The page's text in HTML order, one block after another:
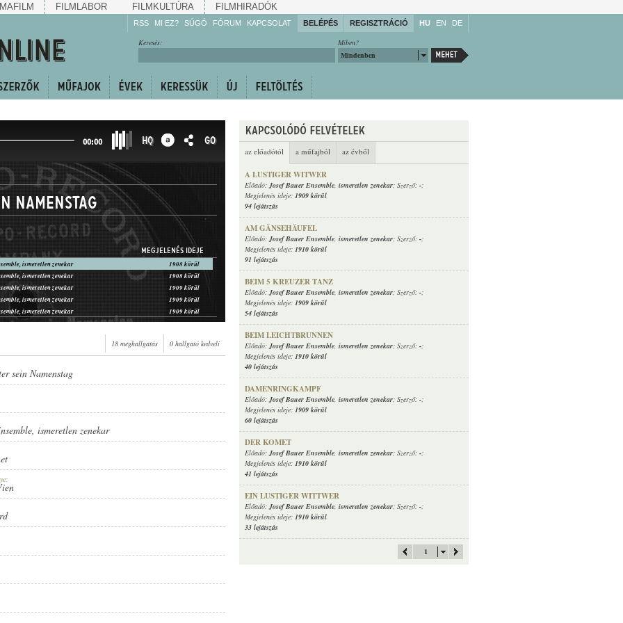
MAFILM FILMLABOR FILMKULTÚRA FILMHIRADÓK
RSS MI EZ? SÚGÓ
Gyarapítsa!
FÓRUM KAPCSOLAT BELÉPÉS REGISZTRÁCIÓ HU EN DE
Miben?
Mindenben
Keresés:
az előadótól a műfajból az évből
A LUSTIGER WITWER
Előadó:Josef Bauer Ensemble, ismeretlen zenekar; Szerző: -;
Megjelenés ideje: 1909 körül
94 lejátszás
AM GÄNSEHÄUFEL
Előadó:Josef Bauer Ensemble, ismeretlen zenekar; Szerző: -;
Megjelenés ideje: 1910 körül
91 lejátszás
BEIM 5 KREUZER TANZ
Előadó:Josef Bauer Ensemble, ismeretlen zenekar; Szerző: -;
Megjelenés ideje: 1909 körül
54 lejátszás
BEIM LEICHTBRUNNEN
Előadó:Josef Bauer Ensemble, ismeretlen zenekar; Szerző: -;
Megjelenés ideje: 1910 körül
40 lejátszás
DAMENRINGKAMPF
Előadó:Josef Bauer Ensemble, ismeretlen zenekar; Szerző: -;
Megjelenés ideje: 1909 körül
60 lejátszás
DER KOMET
Előadó:Josef Bauer Ensemble, ismeretlen zenekar; Szerző: -;
Megjelenés ideje: 1910 körül
41 lejátszás
EIN LUSTIGER WITTWER
Előadó:Josef Bauer Ensemble, ismeretlen zenekar; Szerző: -;
Megjelenés ideje: 1910 körül
33 lejátszás
1
00:00 HQ GO
Namenstag
MEGJELENÉS IDEJE
ismeretlen zenekar
1908 körül
ismeretlen zenekar
1908 körül
ismeretlen zenekar
1909 körül
ismeretlen zenekar
1909 körül
ismeretlen zenekar
1909 körül
ismeretlen zenekar
1909 körül
1909 körül
ismeretlen zenekar
1909 körül
ismeretlen sramlizenekar
1909 körül
ismeretlen zenekar
ismeretlen zenekar
ismeretlen zenekar
ismeretlen zenekar
1910 körül
ismeretlen zenekar
ismeretlen zenekar
18 meghallgatás 0 hallgató kedveli
sein Namenstag
, ismeretlen zenekar